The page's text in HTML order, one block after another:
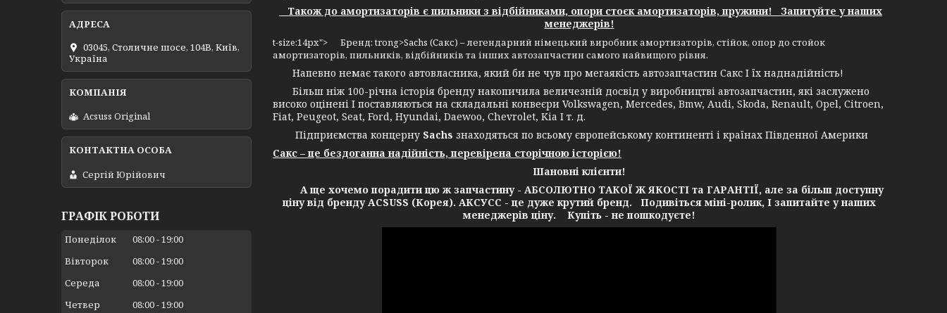
Також до амортизаторів є пильники з відбійниками, опори стоєк амортизаторів, пружини! Запитуйте у наших
менеджерів!
t-size:14px"> Бренд: trong>Sachs (Сакс) – легендарний німецький виробник амортизаторів, стійок, опор до стойок
амортизаторів, пильників, відбійників та інших автозапчастин самого найвищого рівня.
Напевно немає такого автовласника, який би не чув про мегаякість автозапчастин Сакс І їх наднадійність!
Більш ніж 100-річна історія бренду накопичила величезній досвід у виробництві автозапчастин, які заслужено
високо оцінені І поставляються на складальні конвеєри Volkswagen, Mercedes, Bmw, Audi, Skoda, Renault, Opel, Citroen,
Fiat, Peugeot, Seat, Ford, Hyundai, Daewoo, Chevrolet, Kia І т. д.
Підприємства концерну Sachs знаходяться по всьому європейському континенті і країнах Південної Америки
Сакс – це бездоганна надійність, перевірена сторічною історією!
Шановні клієнти!
А ще хочемо порадити цю ж запчастину - АБСОЛЮТНО ТАКОЇ Ж ЯКОСТІ та ГАРАНТІЇ, але за більш доступну
ціну від бренду ACSUSS (Корея). АКСУСС - це дуже крутий бренд. Подивіться міні-ролик, І запитайте у наших
менеджерів ціну. Купіть - не пошкодуєте!
03045, Столичне шосе, 104B, Київ,
Україна
Acsuss Original
Сергій Юрійович
ГРАФІК РОБОТИ
Понеділок 08:00 19:00
Вівторок
08:00 19:00
Середа
08:00 19:00
Четвер
08:00 19:00